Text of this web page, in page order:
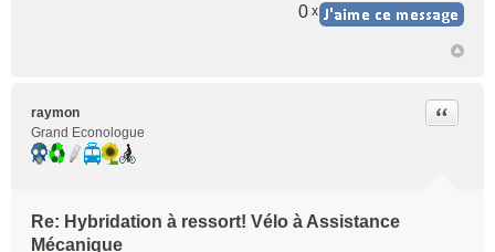
0 x
raymon
Grand Econologue
Re: Hybridation à ressort! Vélo à Assistance
Mécanique
Citer